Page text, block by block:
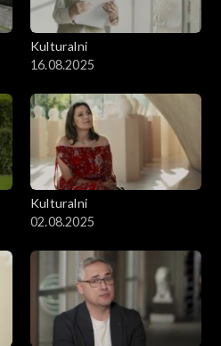
Kulturalni
16.08.2025
Kulturalni
02.08.2025